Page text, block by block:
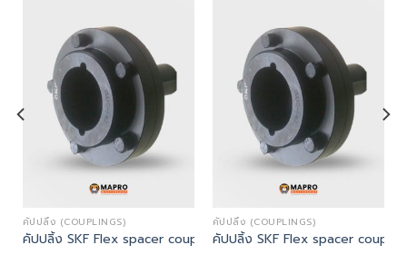
คัปปลิ้ง (COUPLINGS)
คัปปลิ้ง SKF Flex spacer couplings SM25
คัปปลิ้ง (COUPLINGS)
คัปปลิ้ง SKF Flex spacer
Tool)SM25